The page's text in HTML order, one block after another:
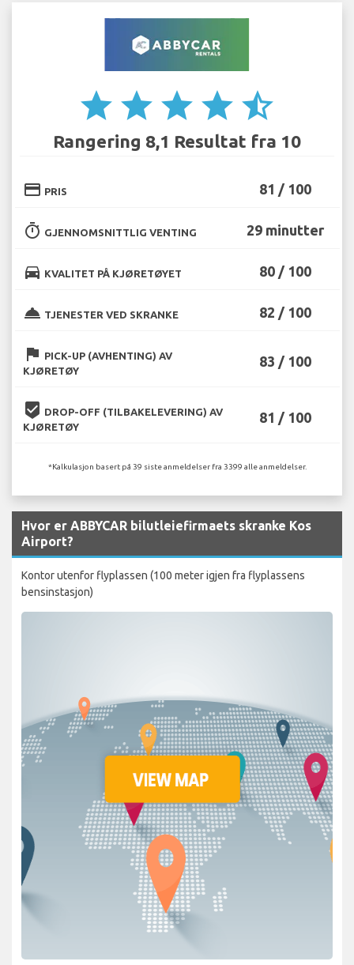
star star star star star_half
Rangering 8,1 Resultat fra 10
credit_card PRIS 81 / 100
timer GJENNOMSNITTLIG VENTING 29 minutter
directions_car KVALITET PÅ KJØRETØYET 80 / 100
room_service TJENESTER VED SKRANKE 82 / 100
flag PICK-UP (AVHENTING) AV
KJØRETØY
83 / 100
beenhere DROP-OFF (TILBAKELEVERING) AV
KJØRETØY
81 / 100
*Kalkulasjon basert på 39 siste anmeldelser fra 3399 alle anmeldelser.
Hvor er ABBYCAR bilutleiefirmaets skranke Kos
Airport?
Kontor utenfor flyplassen (100 meter igjen fra flyplassens
bensinstasjon)